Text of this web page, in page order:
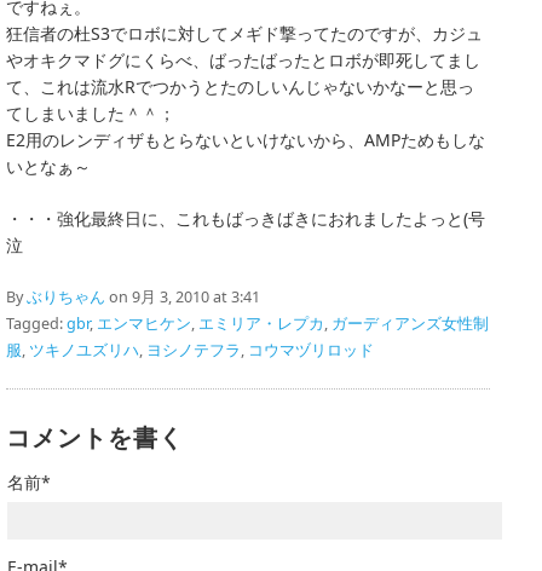
ですねぇ。
狂信者の杜S3でロボに対してメギド撃ってたのですが、カジュ
やオキクマドグにくらべ、ばったばったとロボが即死してまし
て、これは流水Rでつかうとたのしいんじゃないかなーと思っ
てしまいました＾＾；
E2用のレンディザもとらないといけないから、AMPためもしな
いとなぁ～
・・・強化最終日に、これもばっきばきにおれましたよっと(号
泣
Byぶりちゃん on 9月 3, 2010 at 3:41
Tagged:gbr, エンマヒケン, エミリア・レプカ, ガーディアンズ女性制
服, ツキノユズリハ, ヨシノテフラ, コウマヅリロッド
コメントを書く
名前*